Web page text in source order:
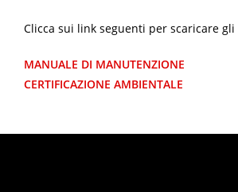
Clicca sui link seguenti per scaricare gli
MANUALE DI MANUTENZIONE
CERTIFICAZIONE AMBIENTALE